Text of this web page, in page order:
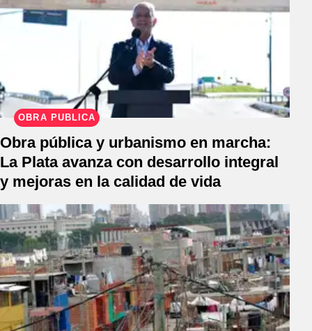
OBRA PÚBLICA
Obra pública y urbanismo en marcha:
La Plata avanza con desarrollo integral
y mejoras en la calidad de vida